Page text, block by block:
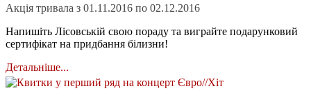
Акція тривала з 01.11.2016 по 02.12.2016
Напишіть Лісовській свою пораду та виграйте подарунковий
сертифікат на придбання білизни!
Детальніше...